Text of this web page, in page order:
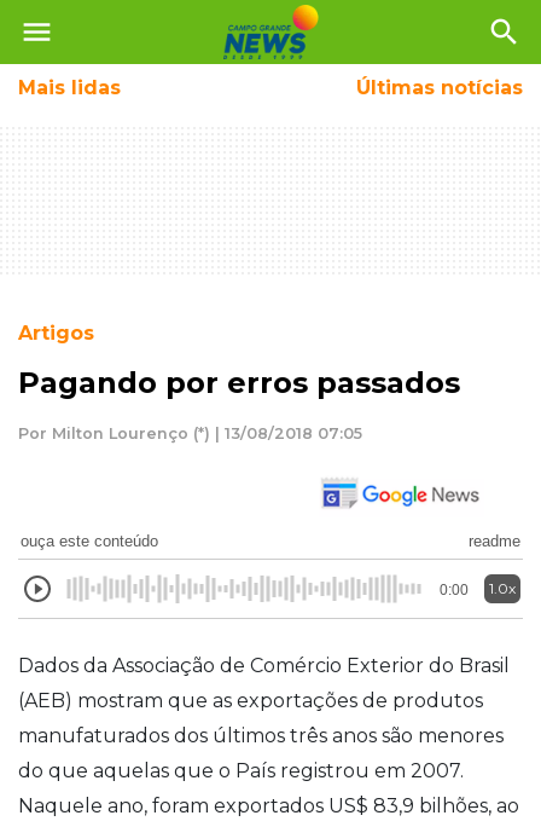
menu search
Mais lidas Últimas notícias
Artigos
Pagando por erros passados
Por Milton Lourenço (*) | 13/08/2018 07:05
ouça este conteúdo readme
0:00 1.0x
Dados da Associação de Comércio Exterior do Brasil
(AEB) mostram que as exportações de produtos
manufaturados dos últimos três anos são menores
do que aquelas que o País registrou em 2007.
Naquele ano, foram exportados US$ 83,9 bilhões, ao